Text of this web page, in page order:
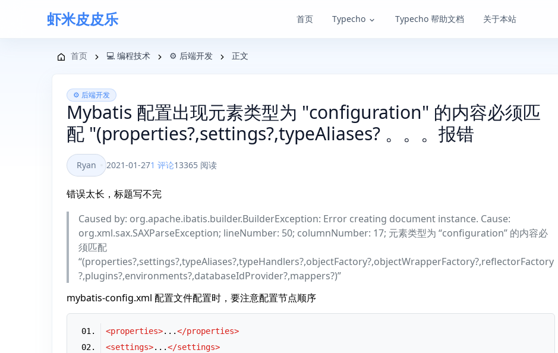
虾米皮皮乐 首页 Typecho Typecho 帮助文档 关于本站
首页 💻 编程技术 ⚙️ 后端开发 正文
⚙️ 后端开发
Mybatis 配置出现元素类型为 "configuration" 的内容必须匹
配 "(properties?,settings?,typeAliases? 。。。报错
Ryan 2021-01-271 评论13365 阅读
错误太长，标题写不完
Caused by: org.apache.ibatis.builder.BuilderException: Error creating document instance. Cause:
org.xml.sax.SAXParseException; lineNumber: 50; columnNumber: 17; 元素类型为 “configuration” 的内容必
须匹配
“(properties?,settings?,typeAliases?,typeHandlers?,objectFactory?,objectWrapperFactory?,reflectorFactory
?,plugins?,environments?,databaseIdProvider?,mappers?)”
mybatis-config.xml 配置文件配置时，要注意配置节点顺序
<properties>...</properties>
<settings>...</settings>